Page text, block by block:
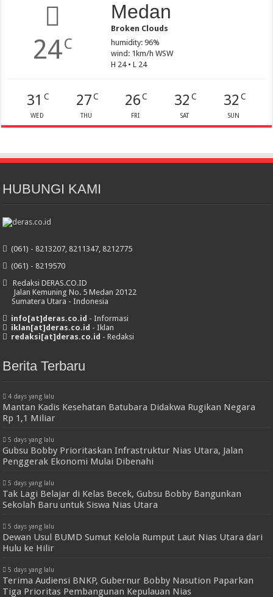
24C
Medan
Broken Clouds
humidity: 96%
wind: 1km/h WSW
H 24 • L 24
31 C
WED
27C
THU
26 C
FRI
32 C
SAT
32 C
SUN
HUBUNGI KAMI
(061) - 8213207, 8211347, 8212775
(061) - 8219570
Redaksi DERAS.CO.ID
Jalan Kemuning No. 5 Medan 20122
Sumatera Utara - Indonesia
info[at]deras.co.id - Informasi
iklan[at]deras.co.id - Iklan
redaksi[at]deras.co.id - Redaksi
Berita Terbaru
4 days yang lalu
Mantan Kadis Kesehatan Batubara Didakwa Rugikan Negara
Rp 1,1 Miliar
5 days yang lalu
Gubsu Bobby Prioritaskan Infrastruktur Nias Utara, Jalan
Penggerak Ekonomi Mulai Dibenahi
5 days yang lalu
Tak Lagi Belajar di Kelas Becek, Gubsu Bobby Bangunkan
Sekolah Baru untuk Siswa Nias Utara
5 days yang lalu
Dewan Usul BUMD Sumut Kelola Rumput Laut Nias Utara dari
Hulu ke Hilir
5 days yang lalu
Terima Audiensi BNKP, Gubernur Bobby Nasution Paparkan
Tiga Prioritas Pembangunan Kepulauan Nias